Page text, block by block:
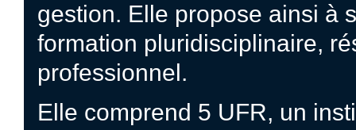
gestion. Elle propose ainsi à
formation pluridisciplinaire,
professionnel.
Elle comprend 5 UFR, un